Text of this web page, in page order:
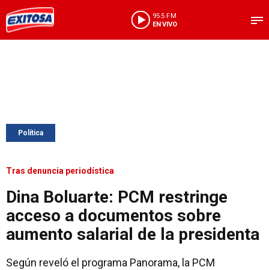
95.5 FM
EN VIVO
Política
Tras denuncia periodística
Dina Boluarte: PCM restringe
acceso a documentos sobre
aumento salarial de la presidenta
Según reveló el programa Panorama, la PCM